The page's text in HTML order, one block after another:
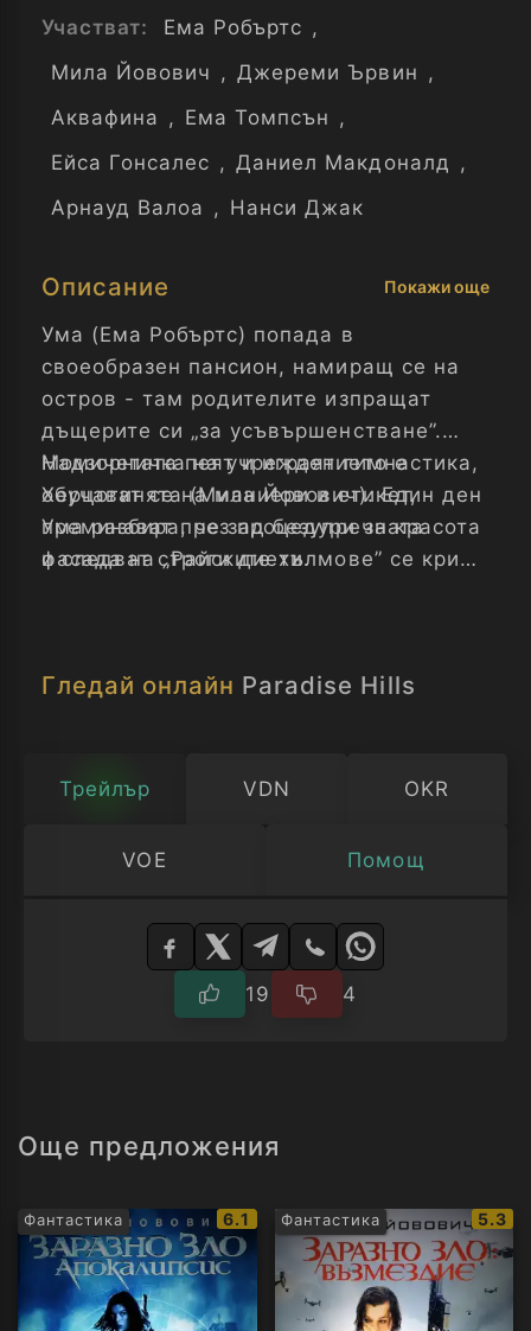
Участват: Ема Робъртс ,
Мила Йовович , Джереми Ървин ,
Аквафина , Ема Томпсън ,
Ейса Гонсалес , Даниел Макдоналд ,
Арнауд Валоа , Нанси Джак
Описание Покажи още
Ума (Ема Робъртс) попада в
своеобразен пансион, намиращ се на
остров - там родителите изпращат
дъщерите си „за усъвършенстване”.
Момичетата пеят и играят гимнастика,
обучават се на маниери и етикет,
преминават през процедури за красота
и следват строги диети.
Надзорничка на учреждението е
Херцогинята (Мила Йовович). Един ден
Ума разбира, че зад безупречната
фасада на „Райските хълмове” се крие
Гледай онлайн Paradise Hills
Трейлър VDN OKR
VOE Помощ
Изберете
19 4
Още предложения
Фантастика
IMDb
рейтинг:
6.1 Фантастика
IMDb
5.3